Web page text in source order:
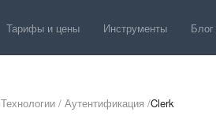
Тарифы и цены Инструменты Блог
Технологии / Аутентификация /Clerk